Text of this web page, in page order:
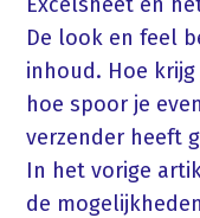
De look en feel
inhoud. Hoe
hoe spoor je
verzender heeft
In het vorige
de